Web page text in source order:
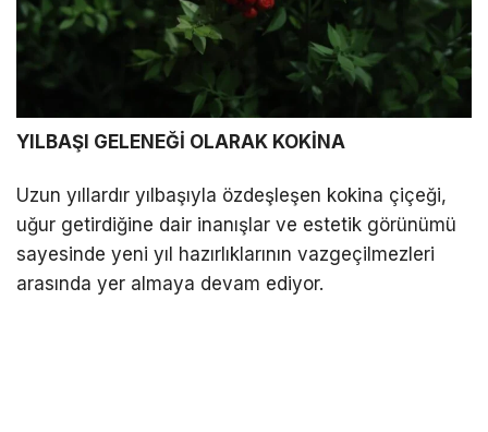
YILBAŞI GELENEĞİ OLARAK KOKİNA
Uzun yıllardır yılbaşıyla özdeşleşen kokina çiçeği,
uğur getirdiğine dair inanışlar ve estetik görünümü
sayesinde yeni yıl hazırlıklarının vazgeçilmezleri
arasında yer almaya devam ediyor.